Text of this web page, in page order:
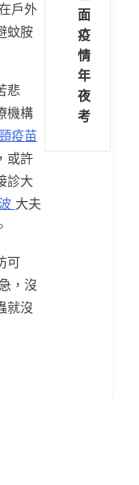
戶外
蚊胺
悲
機構
疫苗
或許
診大
大夫
可
，沒
就沒
面
疫
情
年
夜
考